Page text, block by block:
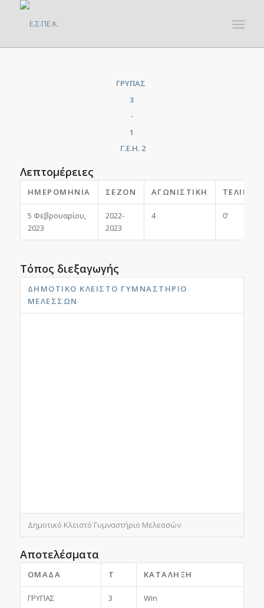
ΓΡΥΠΑΣ
3
-
1
Γ.Ε.Η. 2
Λεπτομέρειες
ΗΜΕΡΟΜΗΝΊΑ ΣΕΖΌΝ ΑΓΩΝΙΣΤΙΚΉ ΤΕΛΙΚΌ
5 Φεβρουαρίου,
2023
2022-
2023
4 0'
Τόπος διεξαγωγής
ΔΗΜΟΤΙΚΌ ΚΛΕΙΣΤΌ ΓΥΜΝΑΣΤΉΡΙΟ
ΜΕΛΕΣΣΏΝ
Δημοτικό Κλειστό Γυμναστήριο Μελεσσών
Αποτελέσματα
ΟΜΆΔΑ T ΚΑΤΆΛΗΞΗ
ΓΡΥΠΑΣ 3 Win